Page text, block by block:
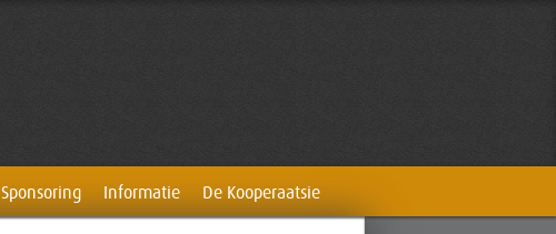
Sponsoring Informatie De Kooperaatsie